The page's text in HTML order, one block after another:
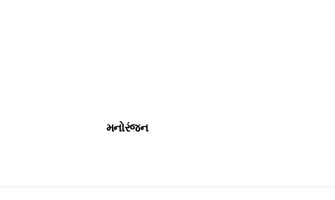
મનોરંજન